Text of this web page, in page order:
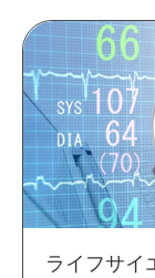
ライフサイ